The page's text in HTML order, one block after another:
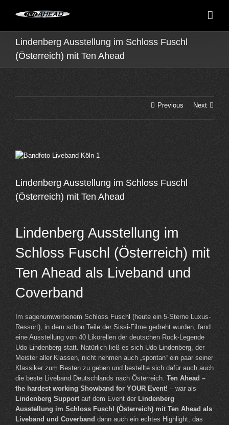
Lindenberg Ausstellung im Schloss Fuschl
(Österreich) mit Ten Ahead
Previous Next
View
Lindenberg Ausstellung im Schloss Fuschl
(Österreich) mit Ten Ahead
Lindenberg Ausstellung im
Schloss Fuschl (Österreich) mit
Ten Ahead als Liveband und
Coverband
Im sagenumworbenem Schloss Fuschl (heute ein 5-Sterne Luxus-
Ressort), in dem schon Teile der Sissi-Filme gedreht wurden, fand
eine Ausstellung von 40 Likörellen der deutschen Rock-Legende
Udo Lindenberg statt. Natürlich ließ es sich Udo Lindenberg, der
Meister aller Klassen, nicht nehmen auch „spontan“ ein paar seiner
Klassiker zum Besten zu geben und bestellte sich dafür auch auch
die beste Liveband Deutschlands nach Österreich. Ten Ahead –
the hardest working Showband for YOUR Event! – war als
Lindenberg Supportauf dem Event der Lindenberg
Ausstellung im Schloss Fuschl (Österreich) mit Ten Ahead als
Liveband und Coverband dann auch ein echtes Highlight, das